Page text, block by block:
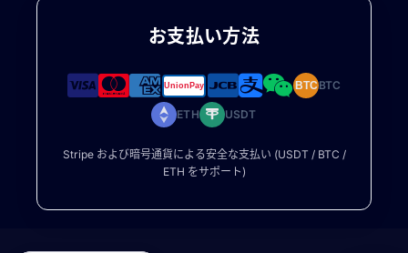
お支払い方法
BTCBTC
ETH USDT
Stripe および暗号通貨による安全な支払い (USDT / BTC /
ETH をサポート)